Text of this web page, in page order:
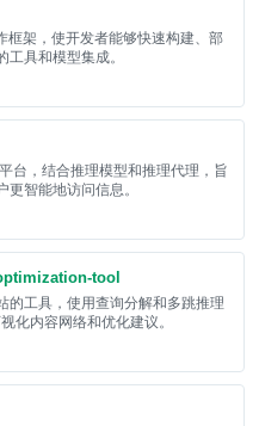
框架，使开发者能够快速构建、部
具和模型集成。
台，结合推理模型和推理代理，旨
智能地访问信息。
tool
的工具，使用查询分解和多跳推理
化内容网络和优化建议。